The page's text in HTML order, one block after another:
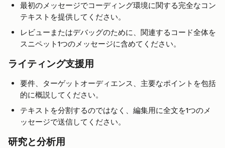
最初のメッセージでコーディング環境に関する完全なコン
テキストを提供してください。
レビューまたはデバッグのために、関連するコード全体を
スニペット1つのメッセージに含めてください。
ライティング支援用
要件、ターゲットオーディエンス、主要なポイントを包括
的に概説してください。
テキストを分割するのではなく、編集用に全文を1つのメ
ッセージで送信してください。
研究と分析用